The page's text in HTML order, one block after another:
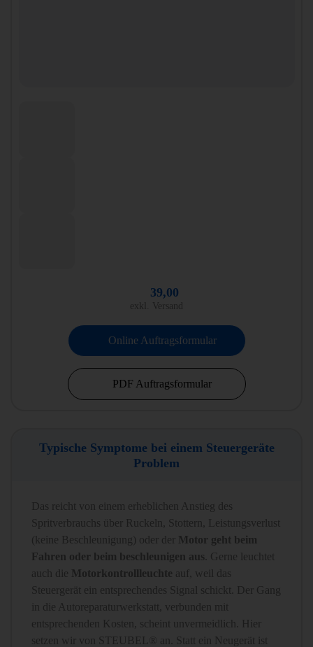
39,00
exkl. Versand
Online Auftragsformular
PDF Auftragsformular
Typische Symptome bei einem Steuergeräte
Problem
Das reicht von einem erheblichen Anstieg des
Spritverbrauchs über Ruckeln, Stottern, Leistungsverlust
(keine Beschleunigung) oder der
Motor geht beim
Fahren oder beim beschleunigen aus . Gerne leuchtet
auch die Motorkontrollleuchte auf, weil das
Steuergerät ein entsprechendes Signal schickt. Der Gang
in die Autoreparaturwerkstatt, verbunden mit
entsprechenden Kosten, scheint unvermeidlich. Hier
setzen wir von STEUBEL® an. Statt ein Neugerät ist